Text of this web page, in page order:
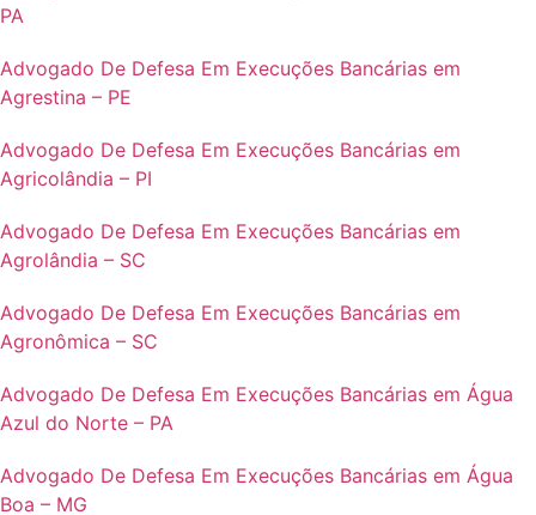
PA
Advogado De Defesa Em Execuções Bancárias em
Agrestina – PE
Advogado De Defesa Em Execuções Bancárias em
Agricolândia – PI
Advogado De Defesa Em Execuções Bancárias em
Agrolândia – SC
Advogado De Defesa Em Execuções Bancárias em
Agronômica – SC
Advogado De Defesa Em Execuções Bancárias em Água
Azul do Norte – PA
Advogado De Defesa Em Execuções Bancárias em Água
Boa – MG